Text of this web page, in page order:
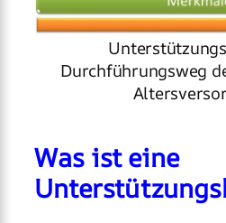
Durchführungsweg
Was ist eine